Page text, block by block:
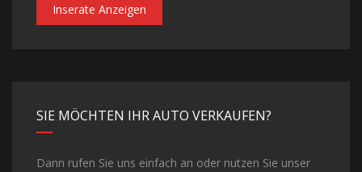
Inserate Anzeigen
SIE MÖCHTEN IHR AUTO VERKAUFEN?
Dann rufen Sie uns einfach an oder nutzen Sie unser